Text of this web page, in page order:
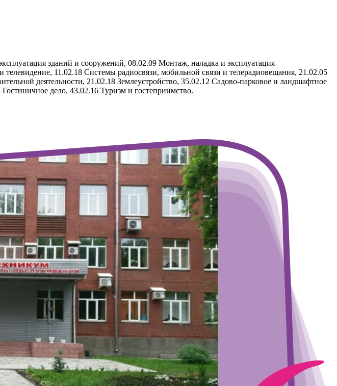
зданий и сооружений, 08.02.09 Монтаж, наладка и эксплуатация
11.02.18 Системы радиосвязи, мобильной связи и телерадиовещания, 21.02.05
деятельности, 21.02.18 Землеустройство, 35.02.12 Садово-парковое и ландшафтное
дело, 43.02.16 Туризм и гостеприимство.